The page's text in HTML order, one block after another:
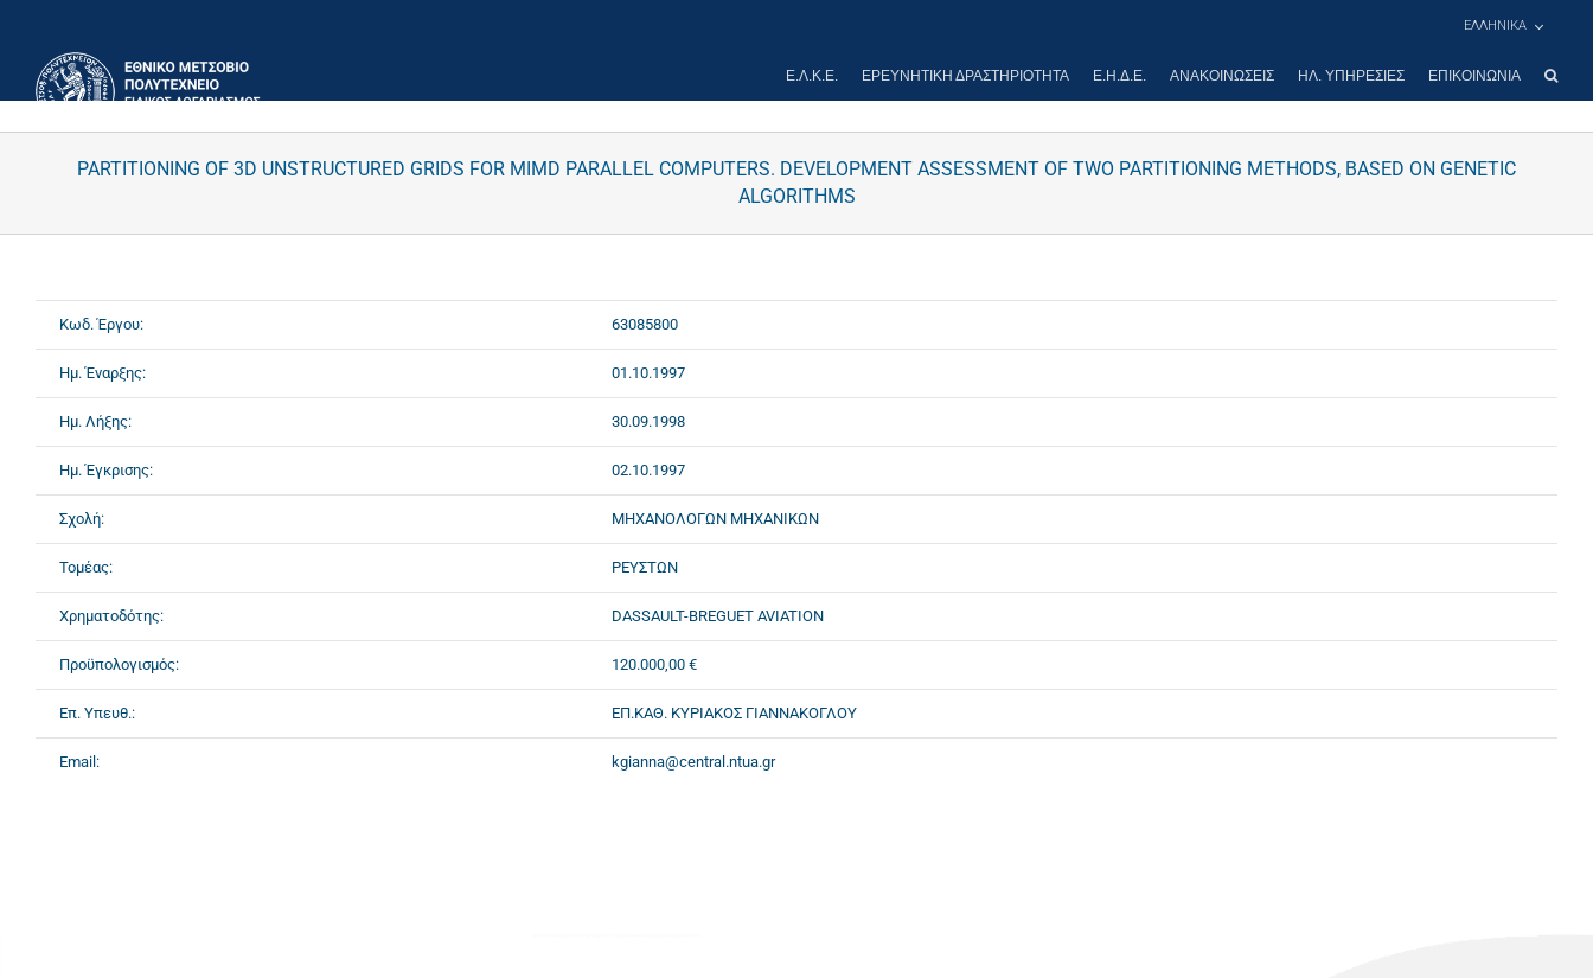
περιεχόμενο
ΕΛΛΗΝΙΚΑ
Ε.Λ.Κ.Ε. ΕΡΕΥΝΗΤΙΚΉ ΔΡΑΣΤΗΡΙΌΤΗΤΑ Ε.Η.Δ.Ε. ΑΝΑΚΟΙΝΏΣΕΙΣ ΗΛ. ΥΠΗΡΕΣΊΕΣ ΕΠΙΚΟΙΝΩΝΊΑ
PARTITIONING OF 3D UNSTRUCTURED GRIDS FOR MIMD PARALLEL COMPUTERS. DEVELOPMENT ASSESSMENT OF TWO PARTITIONING METHODS, BASED ON GENETIC
ALGORITHMS
Κωδ. Έργου: 63085800
Ημ. Έναρξης: 01.10.1997
Ημ. Λήξης: 30.09.1998
Ημ. Έγκρισης: 02.10.1997
Σχολή: ΜΗΧΑΝΟΛΟΓΩΝ ΜΗΧΑΝΙΚΩΝ
Τομέας: ΡΕΥΣΤΩΝ
Χρηματοδότης: DASSAULT-BREGUET AVIATION
Προϋπολογισμός: 120.000,00 €
Επ. Υπευθ.: ΕΠ.ΚΑΘ. ΚΥΡΙΑΚΟΣ ΓΙΑΝΝΑΚΟΓΛΟΥ
Email: kgianna@central.ntua.gr